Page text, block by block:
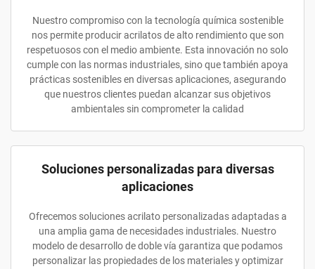
Nuestro compromiso con la tecnología química sostenible
nos permite producir acrilatos de alto rendimiento que son
respetuosos con el medio ambiente. Esta innovación no solo
cumple con las normas industriales, sino que también apoya
prácticas sostenibles en diversas aplicaciones, asegurando
que nuestros clientes puedan alcanzar sus objetivos
ambientales sin comprometer la calidad
Soluciones personalizadas para diversas
aplicaciones
Ofrecemos soluciones acrilato personalizadas adaptadas a
una amplia gama de necesidades industriales. Nuestro
modelo de desarrollo de doble vía garantiza que podamos
personalizar las propiedades de los materiales y optimizar